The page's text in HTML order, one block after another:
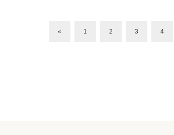
« 1 2 3 4